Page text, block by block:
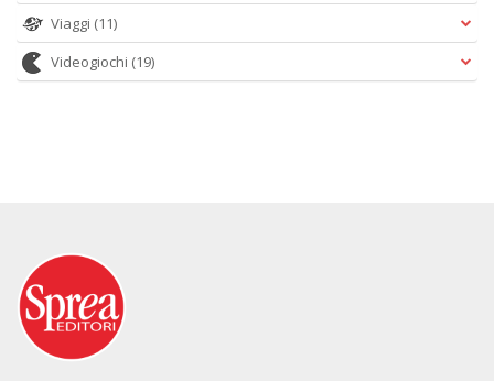
Viaggi (11)
Videogiochi (19)